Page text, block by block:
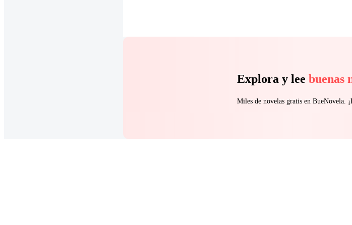
Explora y lee buenas
Miles de novelas gratis en BueNovela.